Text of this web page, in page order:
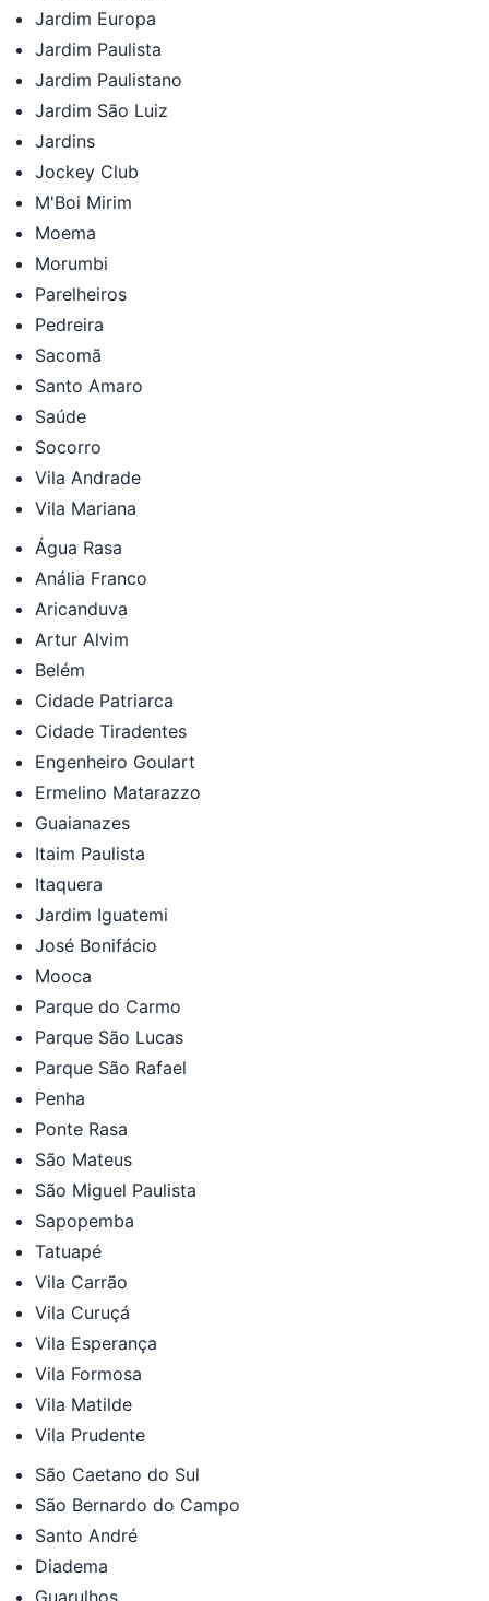
Jardim Europa
Jardim Paulista
Jardim Paulistano
Jardim São Luiz
Jardins
Jockey Club
M'Boi Mirim
Moema
Morumbi
Parelheiros
Pedreira
Sacomã
Santo Amaro
Saúde
Socorro
Vila Andrade
Vila Mariana
Água Rasa
Anália Franco
Aricanduva
Artur Alvim
Belém
Cidade Patriarca
Cidade Tiradentes
Engenheiro Goulart
Ermelino Matarazzo
Guaianazes
Itaim Paulista
Itaquera
Jardim Iguatemi
José Bonifácio
Mooca
Parque do Carmo
Parque São Lucas
Parque São Rafael
Penha
Ponte Rasa
São Mateus
São Miguel Paulista
Sapopemba
Tatuapé
Vila Carrão
Vila Curuçá
Vila Esperança
Vila Formosa
Vila Matilde
Vila Prudente
São Caetano do Sul
São Bernardo do Campo
Santo André
Diadema
Guarulhos